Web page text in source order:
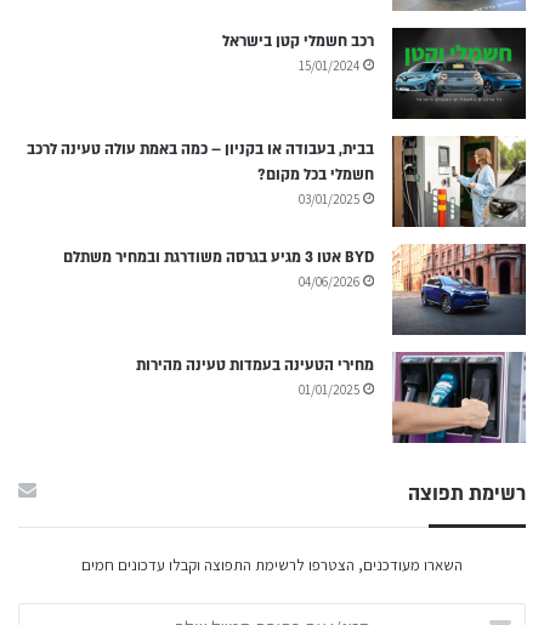
רכב חשמלי קטן בישראל
15/01/2024
בבית, בעבודה או בקניון – כמה באמת עולה טעינה לרכב
חשמלי בכל מקום?
03/01/2025
BYD אטו 3 מגיע בגרסה משודרגת ובמחיר משתלם
04/06/2026
מחירי הטעינה בעמדות טעינה מהירות
01/01/2025
רשימת תפוצה
השארו מעודכנים, הצטרפו לרשימת התפוצה וקבלו עדכונים חמים